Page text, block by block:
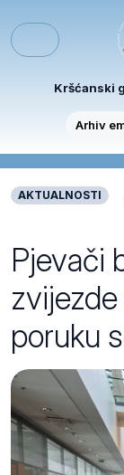
Menu
Kršćanski
Arhiv
AKTUALNOSTI
Pjevači
poruku